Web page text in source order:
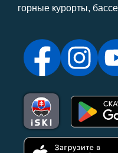
горные курорты,